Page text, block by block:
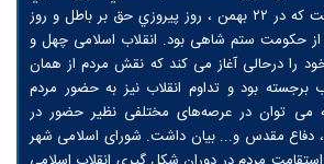
شكوهمند حماسه اي است كه در ۲۲ بهمن ، روز پيروزي حق بر باطل و روز
از حکومت ستم شاهی بود. انقلاب اسلامی چهل‌ و
را درحالی آغاز می کند که نقش مردم از همان
برجسته بود و تداوم انقلاب نیز به حضور مردم
توان در عرصه‌های مختلفی نظیر حضور در
دفاع مقدس و... بیان داشت. شورای اسلامی شهر